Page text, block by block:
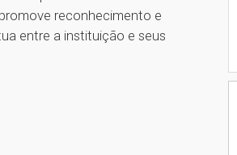
reconhecimento e
entre a instituição e seus